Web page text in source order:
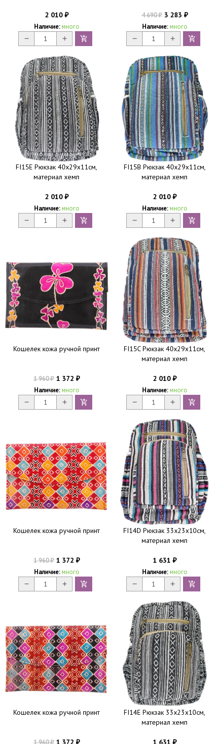
2 010 ₽
Наличие: много
4 690₽3 283 ₽
Наличие: много
FI15E Рюкзак 40х29х11см,
материал хемп
2 010 ₽
Наличие: много
FI15B Рюкзак 40х29х11см,
материал хемп
2 010 ₽
Наличие: много
Кошелек кожа ручной принт
1 960₽1 372 ₽
Наличие: много
FI15C Рюкзак 40х29х11см,
материал хемп
2 010 ₽
Наличие: много
Кошелек кожа ручной принт
1 960₽1 372 ₽
Наличие: много
FI14D Рюкзак 33х23х10см,
материал хемп
1 631 ₽
Наличие: много
Кошелек кожа ручной принт
1 960₽1 372 ₽
FI14E Рюкзак 33х23х10см,
материал хемп
1 631 ₽